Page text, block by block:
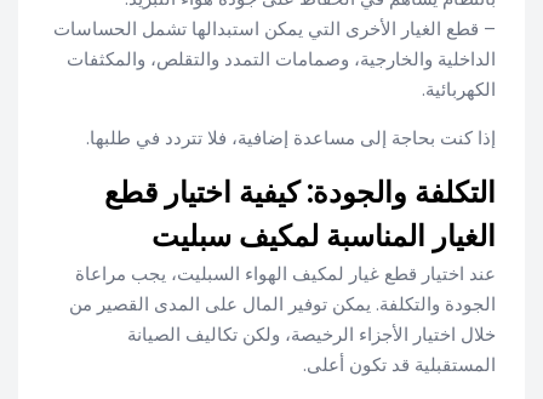
– قطع الغيار الأخرى التي يمكن استبدالها تشمل الحساسات
الداخلية والخارجية، وصمامات التمدد والتقلص، والمكثفات
الكهربائية.
إذا كنت بحاجة إلى مساعدة إضافية، فلا تتردد في طلبها.
التكلفة والجودة: كيفية اختيار قطع
الغيار المناسبة لمكيف سبليت
عند اختيار قطع غيار لمكيف الهواء السبليت، يجب مراعاة
الجودة والتكلفة. يمكن توفير المال على المدى القصير من
خلال اختيار الأجزاء الرخيصة، ولكن تكاليف الصيانة
المستقبلية قد تكون أعلى.